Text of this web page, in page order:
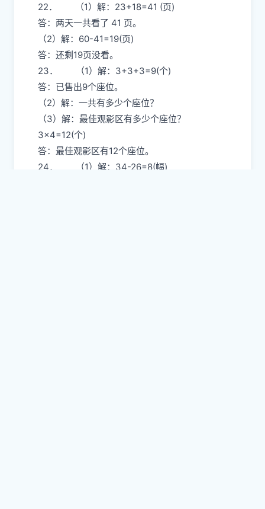
22． （1）解：23+18=41 (页)
答：两天一共看了 41 页。
（2）解：60-41=19(页)
答：还剩19页没看。
23． （1）解：3+3+3=9(个)
答：已售出9个座位。
（2）解：一共有多少个座位？
（3）解：最佳观影区有多少个座位？
3×4=12(个)
答：最佳观影区有12个座位。
24． （1）解：34-26=8(幅)